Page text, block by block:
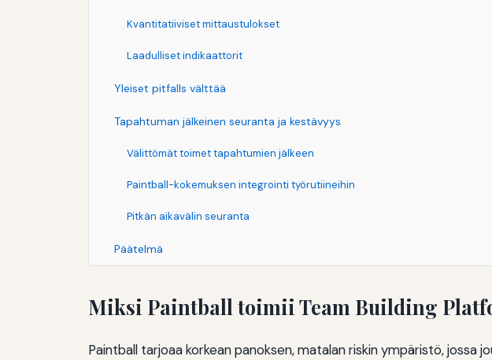
Kvantitatiiviset mittaustulokset
Laadulliset indikaattorit
Yleiset pitfalls välttää
Tapahtuman jälkeinen seuranta ja kestävyys
Välittömät toimet tapahtumien jälkeen
Paintball-kokemuksen integrointi työrutiineihin
Pitkän aikavälin seuranta
Päätelmä
Miksi Paintball toimii Team Building
Paintball tarjoaa korkean panoksen, matalan riskin ympäristö, jossa